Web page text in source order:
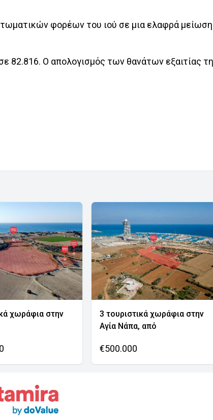
φορέων του ιού σε μια ελαφρά μείωση
82.816. Ο απολογισμός των θανάτων εξαιτίας
χωράφια στην
3 τουριστικά χωράφια στην
Αγία Νάπα, από
€500.000